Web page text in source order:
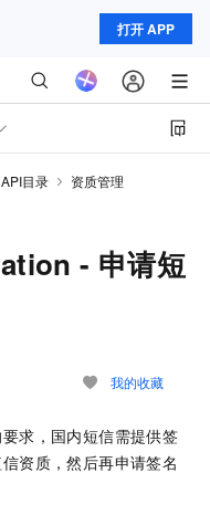
打开 APP
API目录
资质管理
- 申请短
我的收藏
求，国内短信需提供签
资质，然后再申请签名